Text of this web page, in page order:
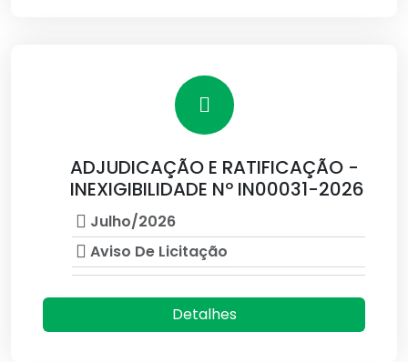
ADJUDICAÇÃO E RATIFICAÇÃO -
INEXIGIBILIDADE Nº IN00031-2026
Julho/2026
Aviso De Licitação
Detalhes